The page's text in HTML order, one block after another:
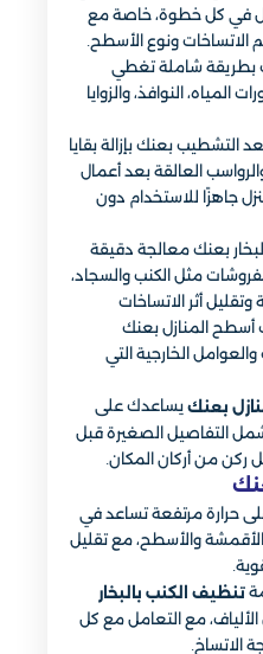
في كل خطوة، خاصة مع
الاتساخات ونوع الأسطح.
بطريقة شاملة تغطي
المياه، النوافذ، والزوايا
التشطيب بعنك بإزالة بقايا
والرواسب العالقة بعد أعمال
جاهزًا للاستخدام دون
بعنك معالجة دقيقة
مثل الكنب والسجاد،
أثر الاتساخات
أسطح المنازل بعنك
الخارجية التي
بعنك يساعدك على
التفاصيل الصغيرة قبل
ركن من أركان المكان.
حرارة مرتفعة تساعد في
والأسطح، مع تقليل
تنظيف الكنب بالبخار
الألياف، مع التعامل مع كل